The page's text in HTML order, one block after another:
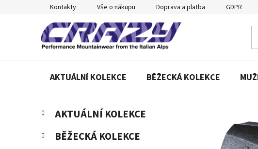
Kontakty Vše o nákupu Doprava a platba GDPR
AKTUÁLNÍ KOLEKCE BĚŽECKÁ KOLEKCE
P
s
Přeskočit
kategorie
K
a
t
e
AKTUÁLNÍ KOLEKCE
BĚŽECKÁ KOLEKCE